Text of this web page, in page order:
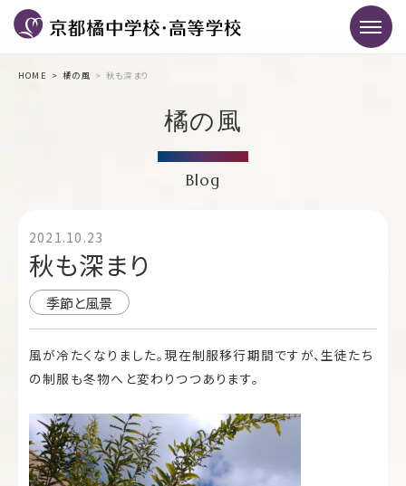
HOME 橘の風 秋も深まり
橘の風
Blog
2021.10.23
秋も深まり
季節と風景
風が冷たくなりました。現在制服移行期間ですが、生徒たち
の制服も冬物へと変わりつつあります。